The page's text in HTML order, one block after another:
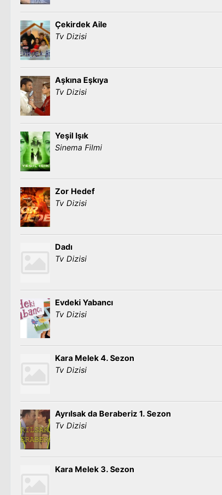
Çekirdek Aile
Tv Dizisi
Aşkına Eşkıya
Tv Dizisi
Yeşil Işık
Sinema Filmi
Zor Hedef
Tv Dizisi
Dadı
Tv Dizisi
Evdeki Yabancı
Tv Dizisi
Kara Melek 4. Sezon
Tv Dizisi
Ayrılsak da Beraberiz 1. Sezon
Tv Dizisi
Kara Melek 3. Sezon